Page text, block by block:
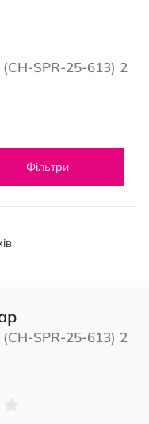
SPR-25-613) 2
Фільтри
SPR-25-613) 2